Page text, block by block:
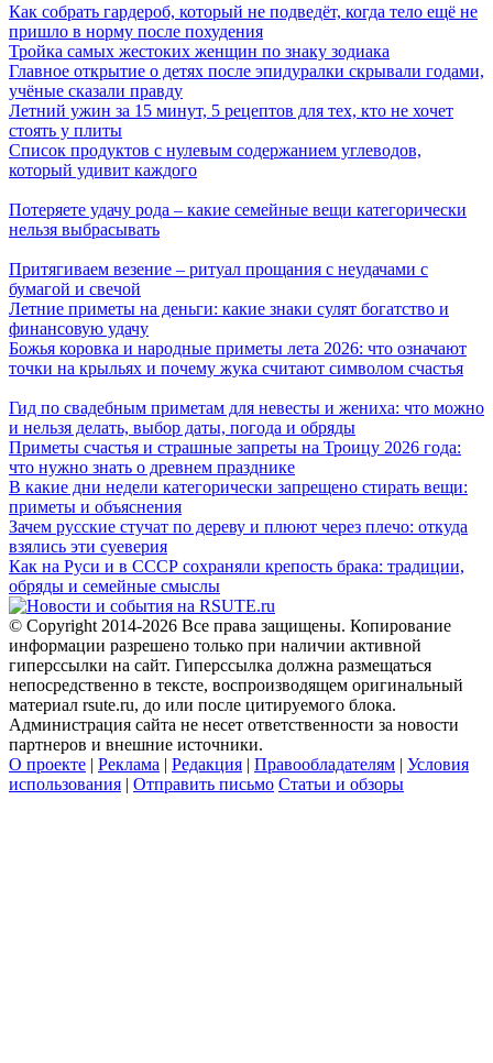
Как собрать гардероб, который не подведёт, когда тело ещё не
пришло в норму после похудения
Тройка самых жестоких женщин по знаку зодиака
Главное открытие о детях после эпидуралки скрывали годами,
учёные сказали правду
Летний ужин за 15 минут, 5 рецептов для тех, кто не хочет
стоять у плиты
Список продуктов с нулевым содержанием углеводов,
который удивит каждого
Потеряете удачу рода – какие семейные вещи категорически
нельзя выбрасывать
Притягиваем везение – ритуал прощания с неудачами с
бумагой и свечой
Летние приметы на деньги: какие знаки сулят богатство и
финансовую удачу
Божья коровка и народные приметы лета 2026: что означают
точки на крыльях и почему жука считают символом счастья
Гид по свадебным приметам для невесты и жениха: что можно
и нельзя делать, выбор даты, погода и обряды
Приметы счастья и страшные запреты на Троицу 2026 года:
что нужно знать о древнем празднике
В какие дни недели категорически запрещено стирать вещи:
приметы и объяснения
Зачем русские стучат по дереву и плюют через плечо: откуда
взялись эти суеверия
Как на Руси и в СССР сохраняли крепость брака: традиции,
обряды и семейные смыслы
© Copyright 2014-2026 Все права защищены. Копирование
информации разрешено только при наличии активной
гиперссылки на сайт. Гиперссылка должна размещаться
непосредственно в тексте, воспроизводящем оригинальный
материал rsute.ru, до или после цитируемого блока.
Администрация сайта не несет ответственности за новости
партнеров и внешние источники.
О проекте | Реклама | Редакция | Правообладателям | Условия
использования | Отправить письмо Статьи и обзоры